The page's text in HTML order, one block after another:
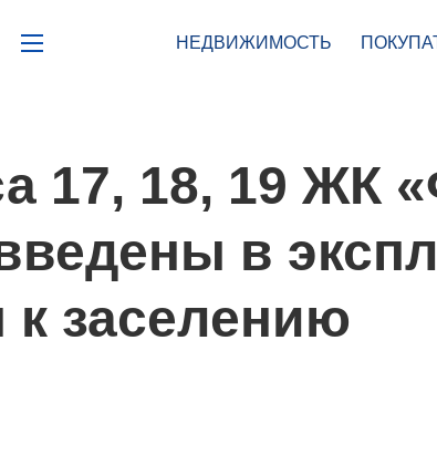
НЕДВИЖИМОСТЬ
17, 18, 19 ЖК
в
к заселению